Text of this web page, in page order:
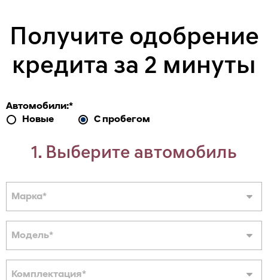
Получите одобрение
кредита за 2 минуты
Автомобили:*
Новые
С пробегом
1. Выберите автомобиль
Марка*
Модель*
Комплектация*